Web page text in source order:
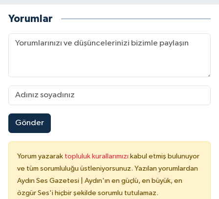
Yorumlar
Gönder
Yorum yazarak topluluk kurallarımızı kabul etmiş bulunuyor
ve tüm sorumluluğu üstleniyorsunuz. Yazılan yorumlardan
Aydın Ses Gazetesi | Aydın'ın en güçlü, en büyük, en
özgür Ses'i hiçbir şekilde sorumlu tutulamaz.